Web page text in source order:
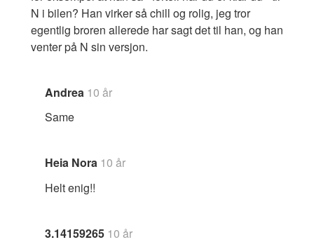
N i bilen? Han virker så chill og rolig, jeg tror
egentlig broren allerede har sagt det til han, og han
venter på N sin versjon.
Andrea 10 år
Same
Heia Nora 10 år
Helt enig!!
3.14159265 10 år